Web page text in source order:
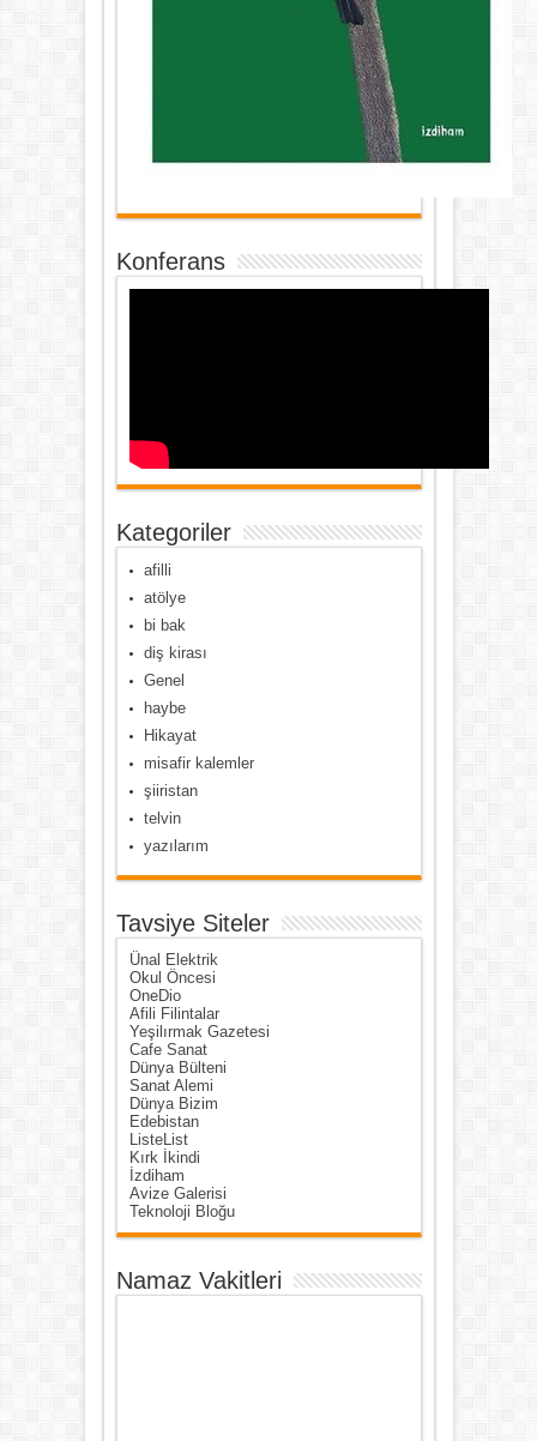
Konferans
Kategoriler
afilli
atölye
bi bak
diş kirası
Genel
haybe
Hikayat
misafir kalemler
şiiristan
telvin
yazılarım
Tavsiye Siteler
Ünal Elektrik
Okul Öncesi
OneDio
Afili Filintalar
Yeşilırmak Gazetesi
Cafe Sanat
Dünya Bülteni
Sanat Alemi
Dünya Bizim
Edebistan
ListeList
Kırk İkindi
İzdiham
Avize Galerisi
Teknoloji Bloğu
Namaz Vakitleri